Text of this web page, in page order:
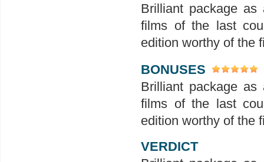
Brilliant package as
films of the last
edition worthy of the
BONUSES
Brilliant package as
films of the last
edition worthy of the
VERDICT